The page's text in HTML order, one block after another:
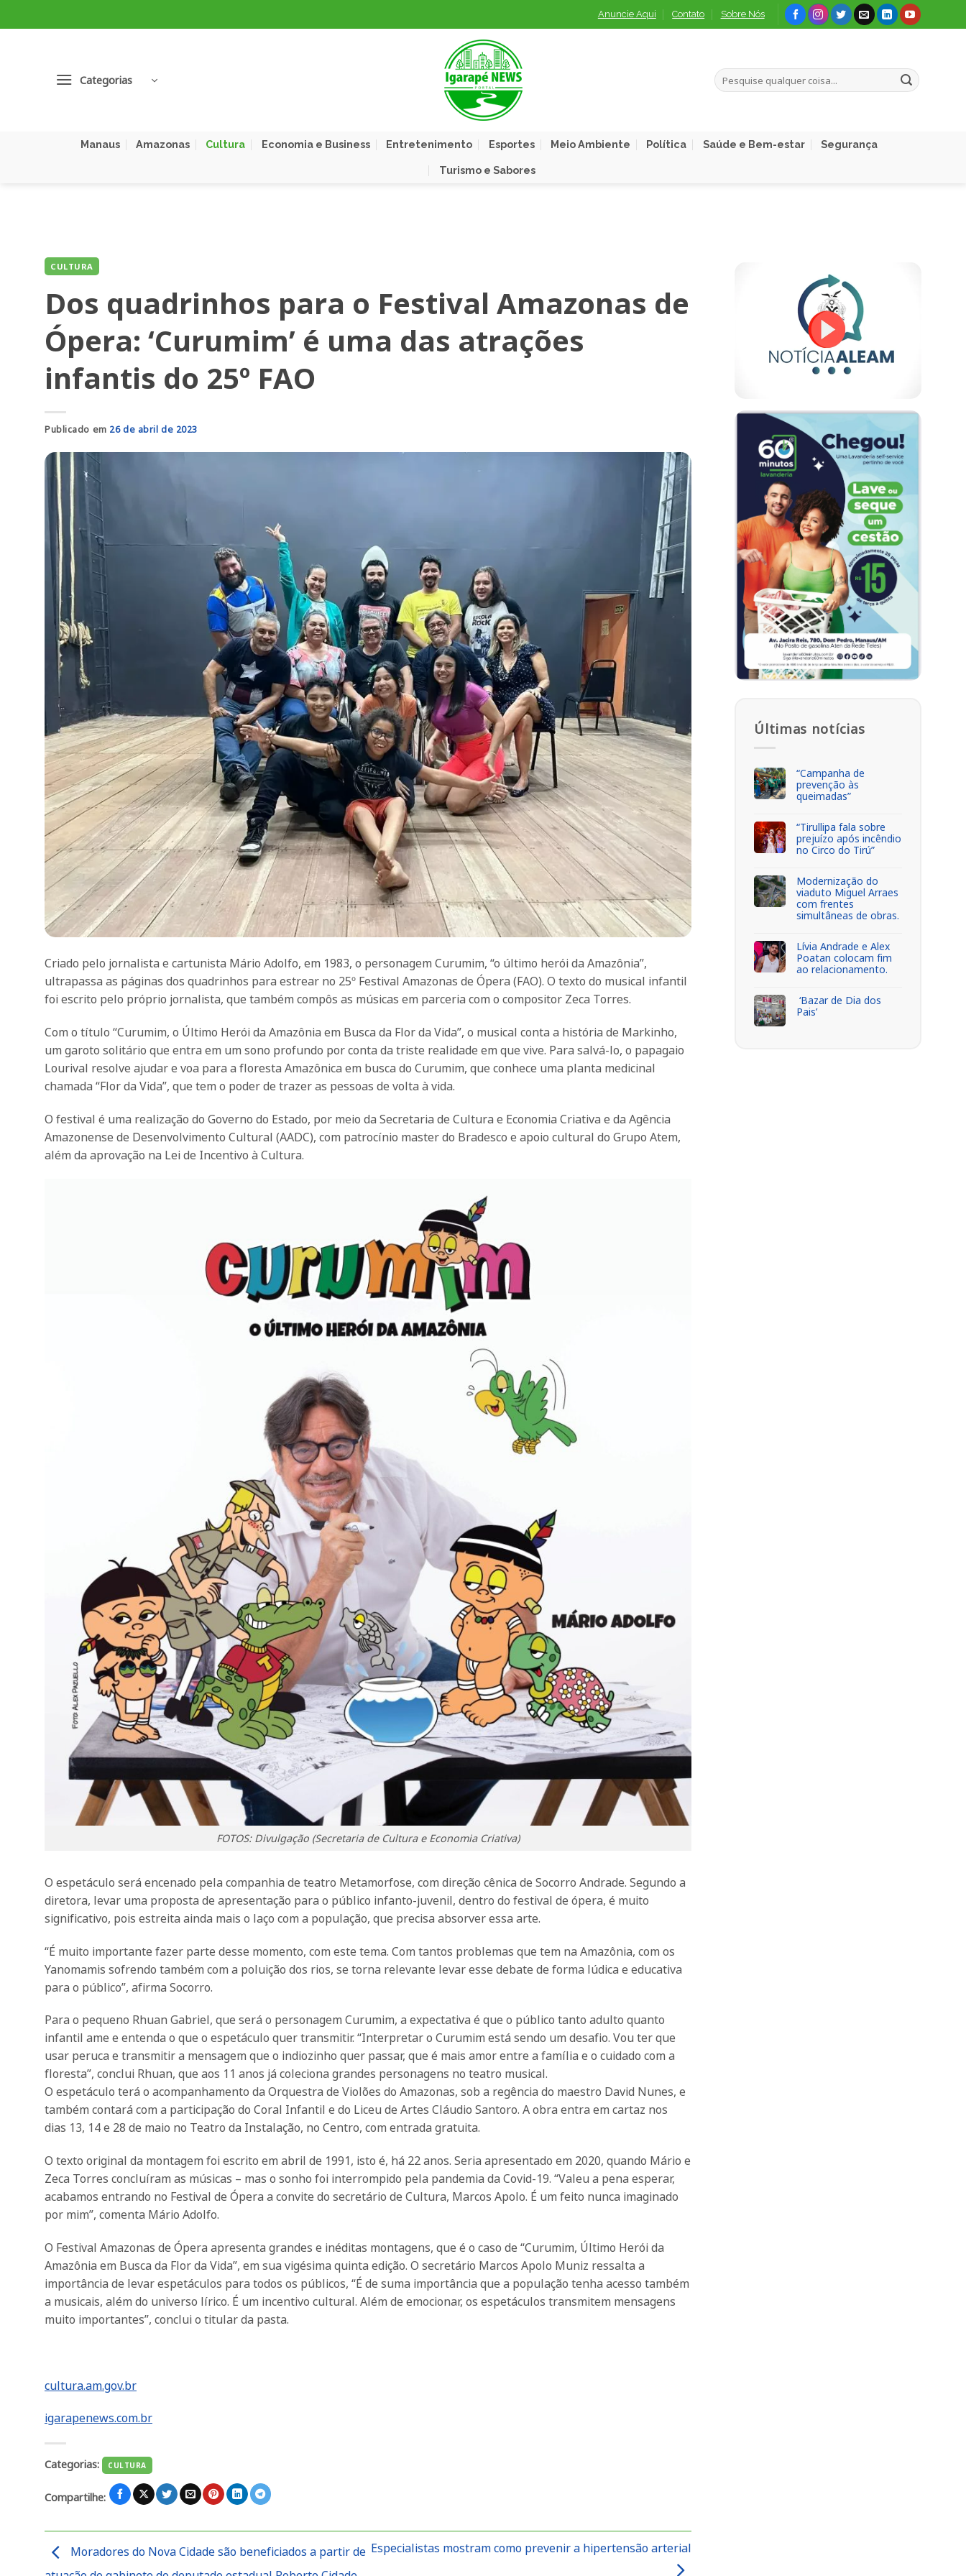
to
Anuncie Aqui Contato Sobre Nós
Categorias
Manaus Amazonas Cultura Economia e Business Entretenimento Esportes Meio Ambiente Política Saúde e Bem-estar Segurança
Turismo e Sabores
CULTURA
Dos quadrinhos para o Festival Amazonas de
Ópera: ‘Curumim’ é uma das atrações
infantis do 25º FAO
Publicado em 26 de abril de 2023
Criado pelo jornalista e cartunista Mário Adolfo, em 1983, o personagem Curumim, “o último herói da Amazônia”,
ultrapassa as páginas dos quadrinhos para estrear no 25º Festival Amazonas de Ópera (FAO). O texto do musical infantil
foi escrito pelo próprio jornalista, que também compôs as músicas em parceria com o compositor Zeca Torres.
Com o título “Curumim, o Último Herói da Amazônia em Busca da Flor da Vida”, o musical conta a história de Markinho,
um garoto solitário que entra em um sono profundo por conta da triste realidade em que vive. Para salvá-lo, o papagaio
Lourival resolve ajudar e voa para a floresta Amazônica em busca do Curumim, que conhece uma planta medicinal
chamada “Flor da Vida”, que tem o poder de trazer as pessoas de volta à vida.
O festival é uma realização do Governo do Estado, por meio da Secretaria de Cultura e Economia Criativa e da Agência
Amazonense de Desenvolvimento Cultural (AADC), com patrocínio master do Bradesco e apoio cultural do Grupo Atem,
além da aprovação na Lei de Incentivo à Cultura.
FOTOS: Divulgação (Secretaria de Cultura e Economia Criativa)
O espetáculo será encenado pela companhia de teatro Metamorfose, com direção cênica de Socorro Andrade. Segundo a
diretora, levar uma proposta de apresentação para o público infanto-juvenil, dentro do festival de ópera, é muito
significativo, pois estreita ainda mais o laço com a população, que precisa absorver essa arte.
“É muito importante fazer parte desse momento, com este tema. Com tantos problemas que tem na Amazônia, com os
Yanomamis sofrendo também com a poluição dos rios, se torna relevante levar esse debate de forma lúdica e educativa
para o público”, afirma Socorro.
Para o pequeno Rhuan Gabriel, que será o personagem Curumim, a expectativa é que o público tanto adulto quanto
infantil ame e entenda o que o espetáculo quer transmitir. “Interpretar o Curumim está sendo um desafio. Vou ter que
usar peruca e transmitir a mensagem que o indiozinho quer passar, que é mais amor entre a família e o cuidado com a
floresta”, conclui Rhuan, que aos 11 anos já coleciona grandes personagens no teatro musical.
O espetáculo terá o acompanhamento da Orquestra de Violões do Amazonas, sob a regência do maestro David Nunes, e
também contará com a participação do Coral Infantil e do Liceu de Artes Cláudio Santoro. A obra entra em cartaz nos
dias 13, 14 e 28 de maio no Teatro da Instalação, no Centro, com entrada gratuita.
O texto original da montagem foi escrito em abril de 1991, isto é, há 22 anos. Seria apresentado em 2020, quando Mário e
Zeca Torres concluíram as músicas – mas o sonho foi interrompido pela pandemia da Covid-19. “Valeu a pena esperar,
acabamos entrando no Festival de Ópera a convite do secretário de Cultura, Marcos Apolo. É um feito nunca imaginado
por mim”, comenta Mário Adolfo.
O Festival Amazonas de Ópera apresenta grandes e inéditas montagens, que é o caso de “Curumim, Último Herói da
Amazônia em Busca da Flor da Vida”, em sua vigésima quinta edição. O secretário Marcos Apolo Muniz ressalta a
importância de levar espetáculos para todos os públicos, “É de suma importância que a população tenha acesso também
a musicais, além do universo lírico. É um incentivo cultural. Além de emocionar, os espetáculos transmitem mensagens
muito importantes”, conclui o titular da pasta.
cultura.am.gov.br
igarapenews.com.br
Categorias: CULTURA
Compartilhe:
Moradores do Nova Cidade são beneficiados a partir de Especialistas mostram como prevenir a hipertensão arterial
Últimas notícias
“Campanha de
prevenção às
queimadas”
“Tirullipa fala sobre
prejuízo após incêndio
no Circo do Tirú”
Modernização do
viaduto Miguel Arraes
com frentes
simultâneas de obras.
Lívia Andrade e Alex
Poatan colocam fim
ao relacionamento.
‘Bazar de Dia dos
Pais’